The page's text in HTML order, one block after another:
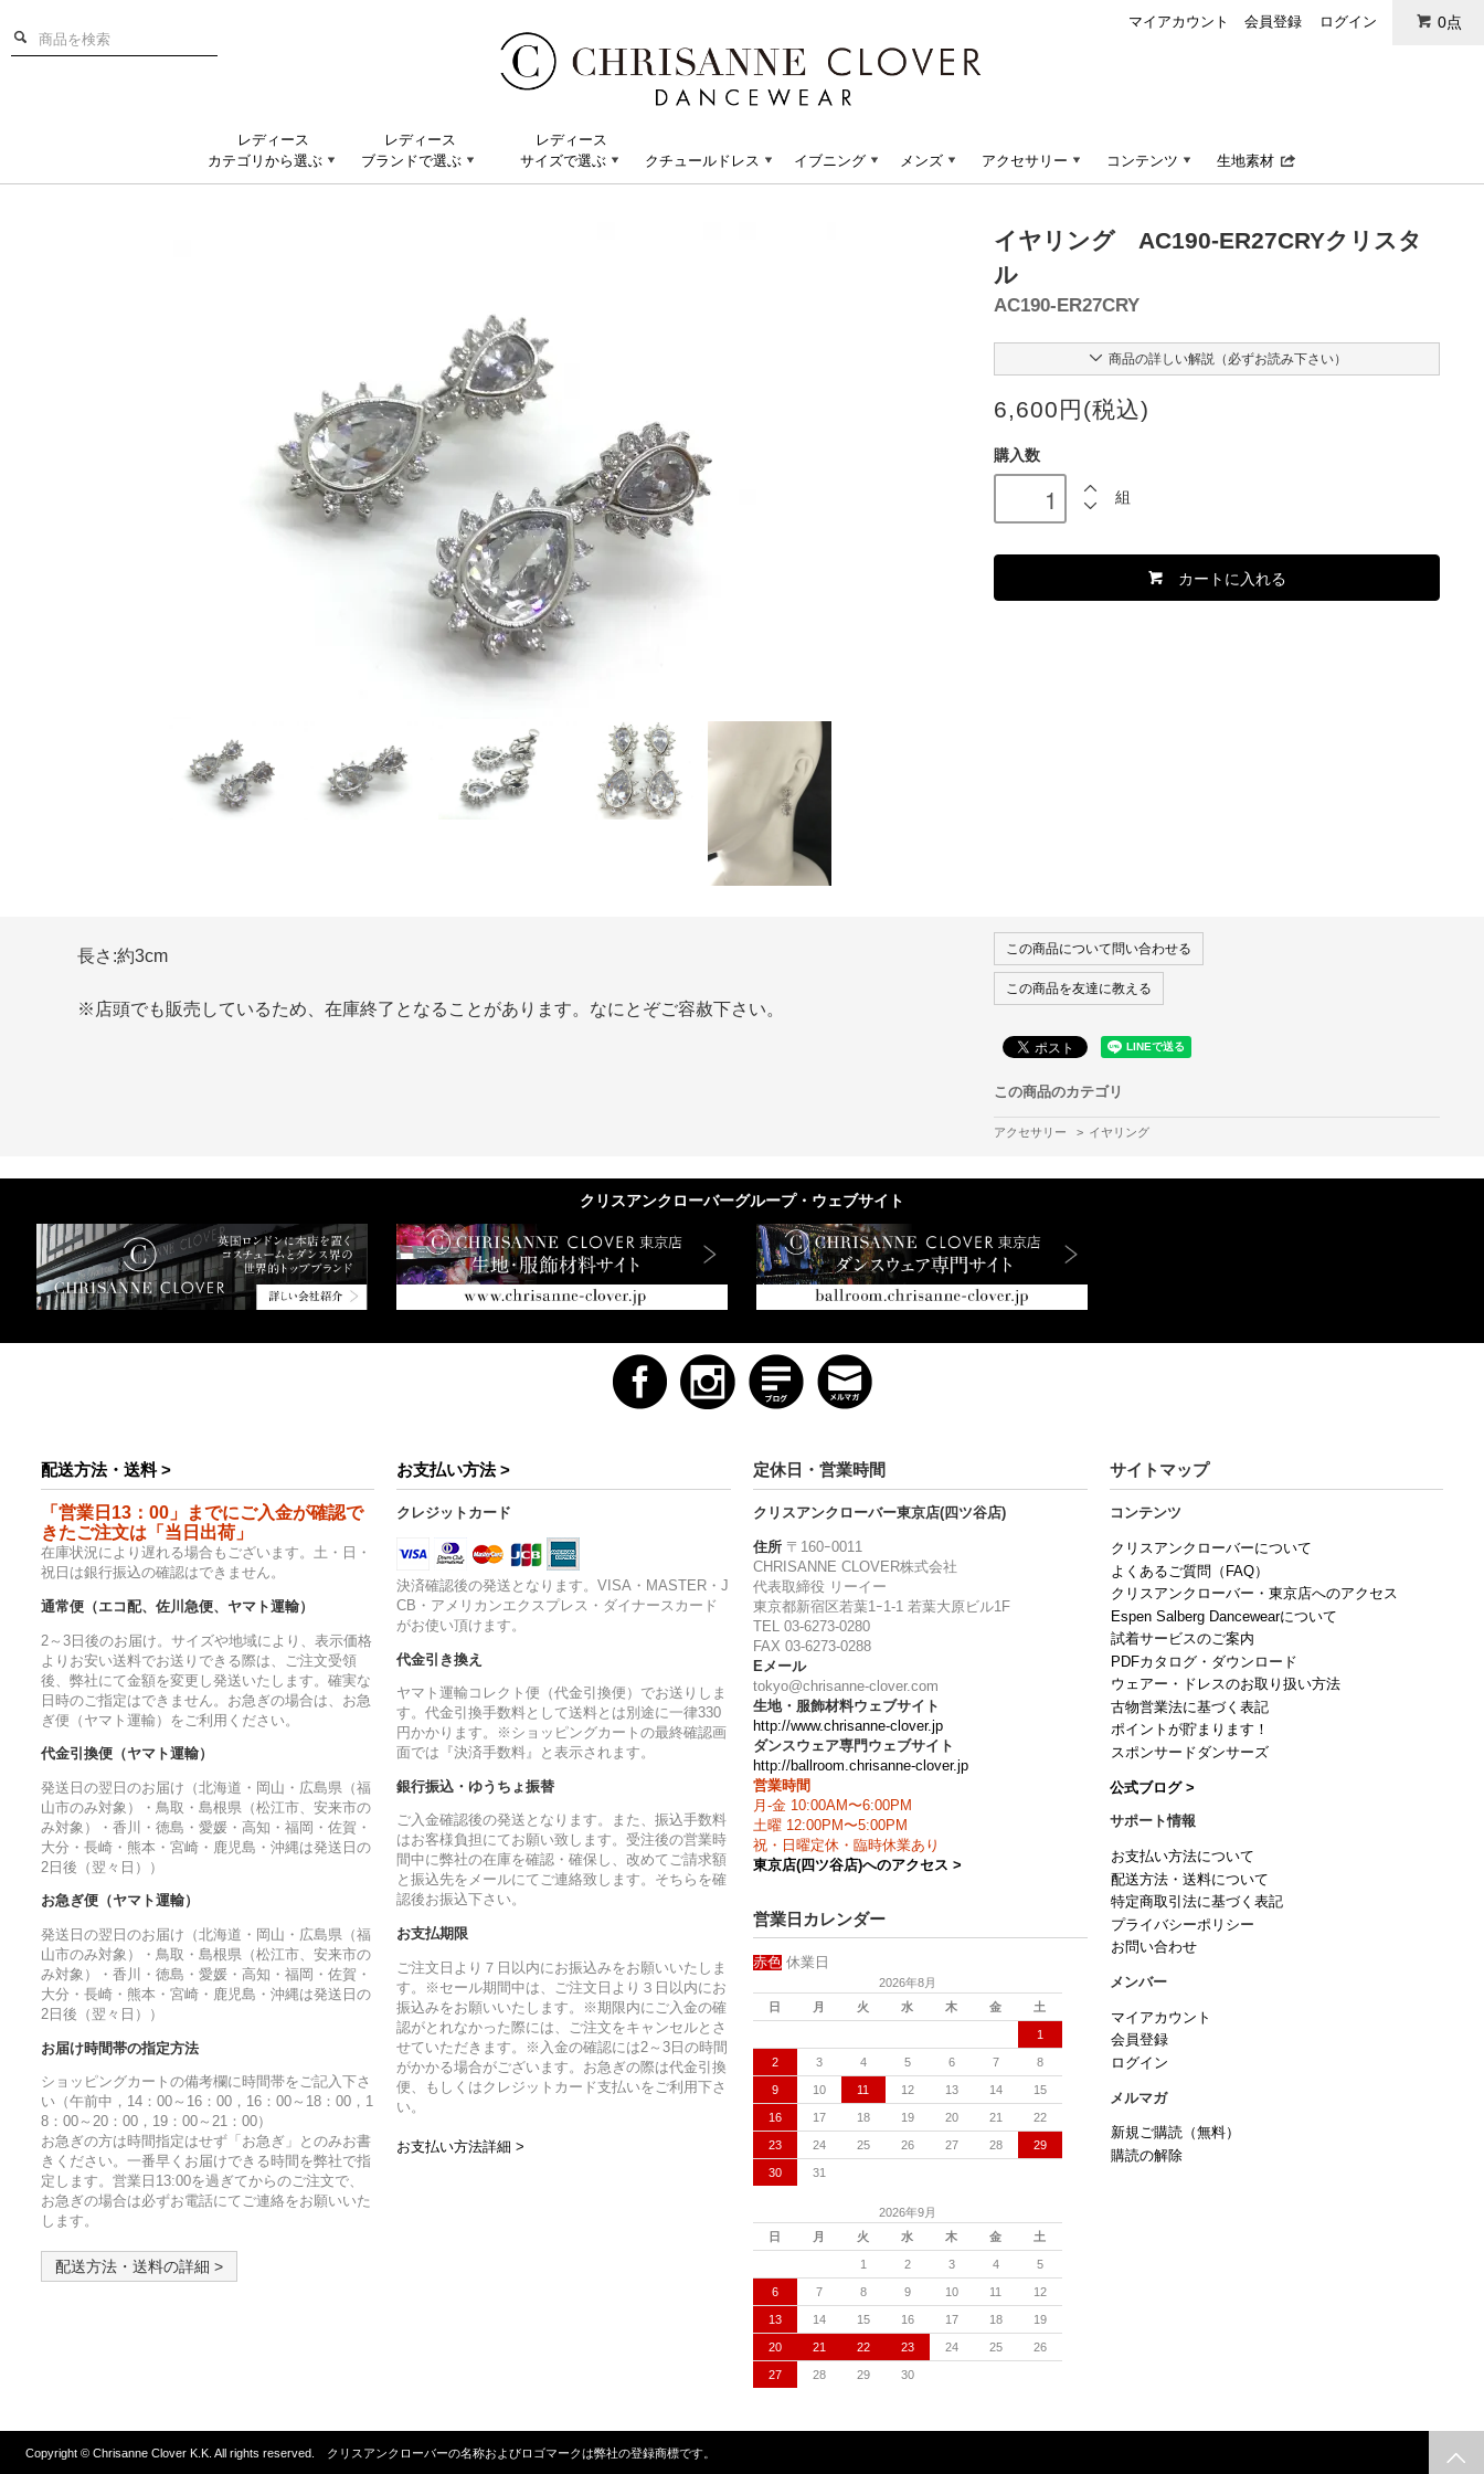
マイアカウント 会員登録 ログイン 0点
レディース
カテゴリから選ぶ
レディース
ブランドで選ぶ
レディース
サイズで選ぶ
クチュールドレス イブニング メンズ アクセサリー コンテンツ 生地素材
イヤリング AC190-ER27CRYクリスタ
ル
AC190-ER27CRY
商品の詳しい解説（必ずお読み下さい）
6,600円(税込)
購入数
組
カートに入れる
長さ:約3cm
※店頭でも販売しているため、在庫終了となることがあります。なにとぞご容赦下さい。
この商品について問い合わせる
この商品を友達に教える
この商品のカテゴリ
アクセサリー > イヤリング
クリスアンクローバーグループ・ウェブサイト
配送方法・送料 >
「営業日13：00」までにご入金が確認で
きたご注文は「当日出荷」
在庫状況により遅れる場合もございます。土・日・
祝日は銀行振込の確認はできません。
通常便（エコ配、佐川急便、ヤマト運輸）
2～3日後のお届け。サイズや地域により、表示価格
よりお安い送料でお送りできる際は、ご注文受領
後、弊社にて金額を変更し発送いたします。確実な
日時のご指定はできません。お急ぎの場合は、お急
ぎ便（ヤマト運輸）をご利用ください。
代金引換便（ヤマト運輸）
発送日の翌日のお届け（北海道・岡山・広島県（福
山市のみ対象）・鳥取・島根県（松江市、安来市の
み対象）・香川・徳島・愛媛・高知・福岡・佐賀・
大分・長崎・熊本・宮崎・鹿児島・沖縄は発送日の
2日後（翌々日））
お急ぎ便（ヤマト運輸）
発送日の翌日のお届け（北海道・岡山・広島県（福
山市のみ対象）・鳥取・島根県（松江市、安来市の
み対象）・香川・徳島・愛媛・高知・福岡・佐賀・
大分・長崎・熊本・宮崎・鹿児島・沖縄は発送日の
2日後（翌々日））
お届け時間帯の指定方法
ショッピングカートの備考欄に時間帯をご記入下さ
い（午前中，14：00～16：00，16：00～18：00，1
8：00～20：00，19：00～21：00）
お急ぎの方は時間指定はせず「お急ぎ」とのみお書
きください。一番早くお届けできる時間を弊社で指
定します。営業日13:00を過ぎてからのご注文で、
お急ぎの場合は必ずお電話にてご連絡をお願いいた
します。
配送方法・送料の詳細 >
お支払い方法 >
クレジットカード
決済確認後の発送となります。VISA・MASTER・J
CB・アメリカンエクスプレス・ダイナースカード
がお使い頂けます。
代金引き換え
ヤマト運輸コレクト便（代金引換便）でお送りしま
す。代金引換手数料として送料とは別途に一律330
円かかります。※ショッピングカートの最終確認画
面では『決済手数料』と表示されます。
銀行振込・ゆうちょ振替
ご入金確認後の発送となります。また、振込手数料
はお客様負担にてお願い致します。受注後の営業時
間中に弊社の在庫を確認・確保し、改めてご請求額
と振込先をメールにてご連絡致します。そちらを確
認後お振込下さい。
お支払期限
ご注文日より７日以内にお振込みをお願いいたしま
す。※セール期間中は、ご注文日より３日以内にお
振込みをお願いいたします。※期限内にご入金の確
認がとれなかった際には、ご注文をキャンセルとさ
せていただきます。※入金の確認には2～3日の時間
がかかる場合がございます。お急ぎの際は代金引換
便、もしくはクレジットカード支払いをご利用下さ
い。
お支払い方法詳細 >
定休日・営業時間
クリスアンクローバー東京店(四ツ谷店)
住所〒160ｰ0011
CHRISANNE CLOVER株式会社
代表取締役 リーイー
東京都新宿区若葉1ｰ1-1 若葉大原ビル1F
TEL 03-6273-0280
FAX 03-6273-0288
Eメール
tokyo@chrisanne-clover.com
生地・服飾材料ウェブサイト
http://www.chrisanne-clover.jp
ダンスウェア専門ウェブサイト
http://ballroom.chrisanne-clover.jp
営業時間
月-金 10:00AM〜6:00PM
土曜 12:00PM〜5:00PM
祝・日曜定休・臨時休業あり
東京店(四ツ谷店)へのアクセス >
営業日カレンダー
赤色休業日
2026年8月
日
月 火 水 木 金 土
1
2 3 4 5 6 7 8
9 10 11 12 13 14 15
16 17 18 19 20 21 22
23 24 25 26 27 28 29
30 31
2026年9月
日
月 火 水 木 金 土
1 2 3 4 5
6 7 8 9 10 11 12
13 14 15 16 17 18 19
20 21 22 23 24 25 26
27 28 29 30
サイトマップ
コンテンツ
クリスアンクローバーについて
よくあるご質問（FAQ）
クリスアンクローバー・東京店へのアクセス
Espen Salberg Dancewearについて
試着サービスのご案内
PDFカタログ・ダウンロード
ウェアー・ドレスのお取り扱い方法
古物営業法に基づく表記
ポイントが貯まります！
スポンサードダンサーズ
公式ブログ >
サポート情報
お支払い方法について
配送方法・送料について
特定商取引法に基づく表記
プライバシーポリシー
お問い合わせ
メンバー
マイアカウント
会員登録
ログイン
メルマガ
新規ご購読（無料）
購読の解除
Copyright © Chrisanne Clover K.K. All rights reserved. クリスアンクローバーの名称およびロゴマークは弊社の登録商標です。